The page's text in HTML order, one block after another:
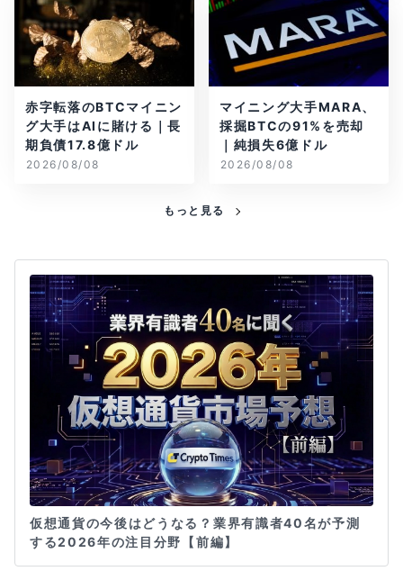
赤字転落のBTCマイニン
グ大手はAIに賭ける｜長
期負債17.8億ドル
2026/08/08
マイニング大手MARA、
採掘BTCの91%を売却
｜純損失6億ドル
2026/08/08
もっと見る
仮想通貨の今後はどうなる？業界有識者40名が予測
する2026年の注目分野【前編】